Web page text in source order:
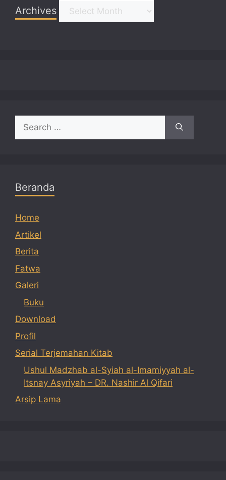
Archives Archives
Search
for:
Beranda
Home
Artikel
Berita
Fatwa
Galeri
Buku
Download
Profil
Serial Terjemahan Kitab
Ushul Madzhab al-Syiah al-Imamiyyah al-
Itsnay Asyriyah – DR. Nashir Al Qifari
Arsip Lama